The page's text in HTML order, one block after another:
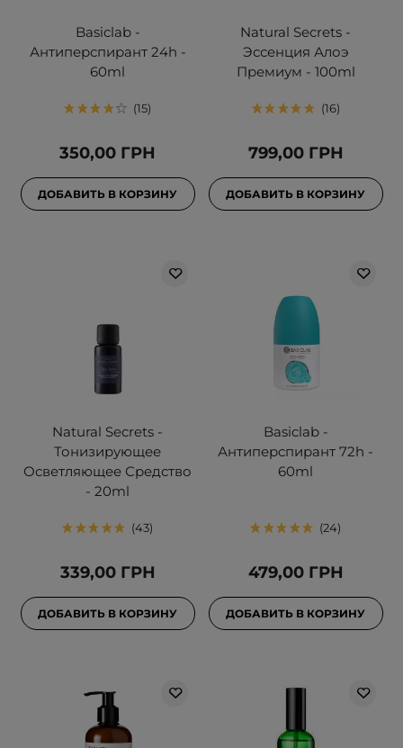
Basiclab -
Антиперспирант 24h -
60ml
15
350,00 ГРН
ДОБАВИТЬ В КОРЗИНУ
Natural Secrets -
Эссенция Алоэ
Премиум - 100ml
16
799,00 ГРН
ДОБАВИТЬ В КОРЗИНУ
Natural Secrets -
Тонизирующее
Осветляющее Средство
- 20ml
43
339,00 ГРН
ДОБАВИТЬ В КОРЗИНУ
Basiclab -
Антиперспирант 72h -
60ml
24
479,00 ГРН
ДОБАВИТЬ В КОРЗИНУ